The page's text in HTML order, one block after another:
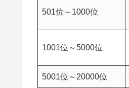
501位～1000位
1001位～5000位
5001位～20000位